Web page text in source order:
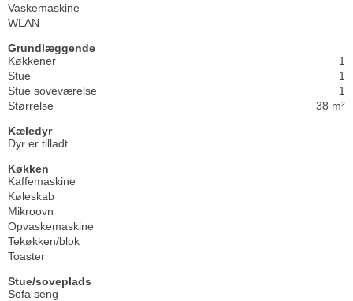
Vaskemaskine
WLAN
Grundlæggende
Køkkener
1
Stue
1
Stue soveværelse
1
Størrelse
38 m²
Kæledyr
Dyr er tilladt
Køkken
Kaffemaskine
Køleskab
Mikroovn
Opvaskemaskine
Tekøkken/blok
Toaster
Stue/soveplads
Sofa seng